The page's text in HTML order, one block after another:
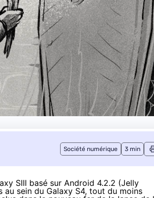
Société numérique 3 min
SIII basé sur Android 4.2.2 (Jelly
sein du Galaxy S4, tout du moins